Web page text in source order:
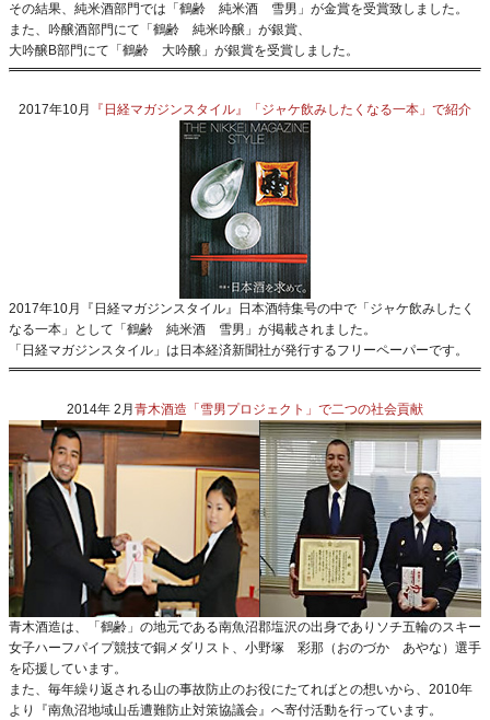
その結果、純米酒部門では「鶴齢 純米酒 雪男」が金賞を受賞致しました。
また、吟醸酒部門にて 「鶴齢 純米吟醸」 が銀賞、
大吟醸B部門にて「鶴齢 大吟醸」が銀賞を受賞しました。
2017年10月 『日経マガジンスタイル』「ジャケ飲みしたくなる一本」で紹介
2017年10月『日経マガジンスタイル』日本酒特集号の中で「ジャケ飲みしたく
なる一本」として「鶴齢 純米酒 雪男」が掲載されました。
「日経マガジンスタイル」は日本経済新聞社が発行するフリーペーパーです。
2014年 2月 青木酒造「雪男プロジェクト」で二つの社会貢献
青木酒造は、「鶴齢」の地元である南魚沼郡塩沢の出身でありソチ五輪のスキー
女子ハーフパイプ競技で銅メダリスト、小野塚 彩那（おのづか あやな）選手
を応援しています。
また、毎年繰り返される山の事故防止のお役にたてればとの想いから、2010年
より『南魚沼地域山岳遭難防止対策協議会』へ寄付活動を行っています。